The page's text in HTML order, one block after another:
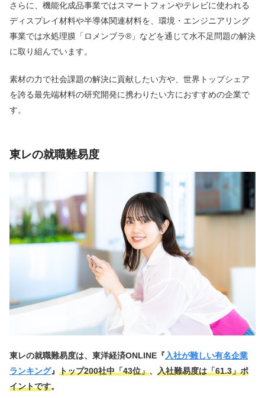
さらに、機能化成品事業ではスマートフォンやテレビに使われる
ディスプレイ材料や半導体関連材料を、環境・エンジニアリング
事業では水処理膜「ロメンブラ®」などを通じて水不足問題の解決
に取り組んでいます。
素材の力で社会課題の解決に貢献したい方や、世界トップシェア
を誇る最先端材料の研究開発に携わりたい方におすすめの企業で
す。
東レの就職難易度
東レの就職難易度は、東洋経済ONLINE『 入社が難しい有名企業
ランキング』 トップ200社中「43位」、 入社難易度は「61.3」ポ
イントです。